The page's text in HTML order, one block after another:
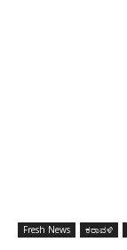
Fresh News ಕರಾವಳಿ